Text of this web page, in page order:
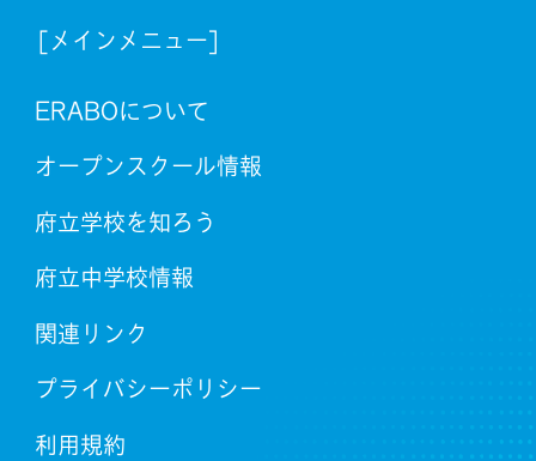
[メインメニュー]
ERABOについて
オープンスクール情報
府立学校を知ろう
府立中学校情報
関連リンク
プライバシーポリシー
利用規約